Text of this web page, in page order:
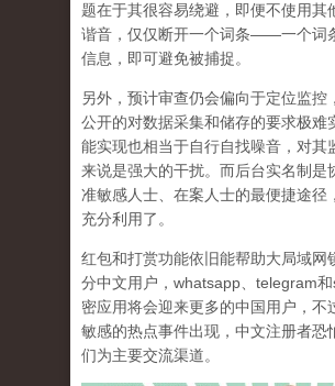
题在于其很容易绕避，即便不使用其
谐音，仅仅断开一个词条——一个词
信息，即可避免被捕捉。
另外，预计审查仍会偏向于定位监控
公开的对数据采集和储存的要求极难
能实现也相当于自行自找噪音，对其
来说是强大的干扰。而后台实名制是
准敏感人士、在案人士的最便捷途径
充分利用了。
红包和打赏功能依旧能帮助大局域网
分中文用户，whatsapp、telegram
密应用将会迎来更多的中国用户，不
敏感的热点事件出现，中文注册者恐
们为主要交流渠道。